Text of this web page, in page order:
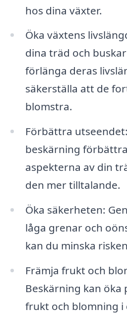
hos dina växter.
Öka växtens
dina träd och
förlänga deras
säkerställa att de
blomstra.
Förbättra
beskärning
aspekterna av din
den mer tilltalande.
Öka säkerheten:
låga grenar och
kan du minska
Främja frukt och
Beskärning kan
frukt och blomning i